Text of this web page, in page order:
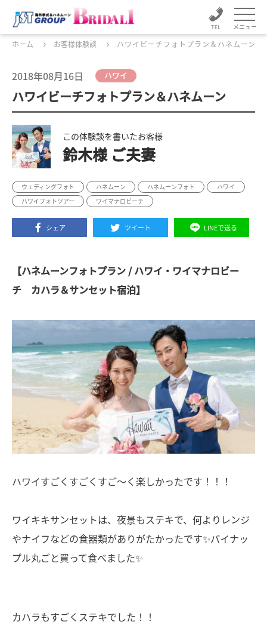
メニュー
ホーム お客様体験談 ハワイビーチフォトプラン＆ハネムーン
2018年08月16日 ハワイ
ハワイビーチフォトプラン＆ハネムーン
この体験談を書いたお客様
鈴木様 ご夫妻
ウェディングフォト ハネムーン ハネムーンフォト
ハワイ
ハワイフォトツアー
ワイマナロビーチ
シェア ツイート LINEで送る
【ハネムーンフォトプラン / ハワイ・ワイマナロビー
チ カハラ＆サンセット宿泊】
ハワイすごくすごくすご〜く楽しかったです！！！
ワイキキサンセットは、夜景もステキで、何よりレンジ
やナイフなどの食器類がありがたかったです✨パイナッ
プル丸ごと買って食べました✨
カハラもすごくステキでした！！